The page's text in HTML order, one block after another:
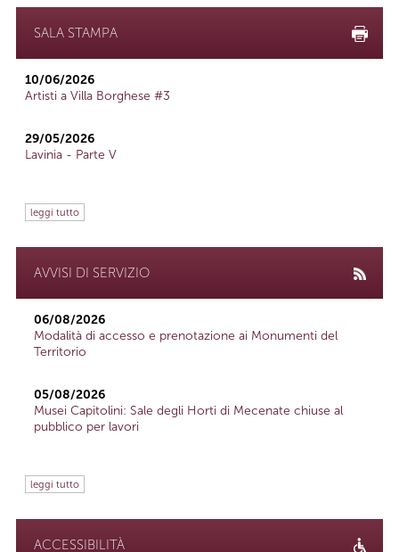
SALA STAMPA
10/06/2026
Artisti a Villa Borghese #3
29/05/2026
Lavinia - Parte V
leggi tutto
AVVISI DI SERVIZIO
06/08/2026
Modalità di accesso e prenotazione ai Monumenti del
Territorio
05/08/2026
Musei Capitolini: Sale degli Horti di Mecenate chiuse al
pubblico per lavori
leggi tutto
ACCESSIBILITÀ